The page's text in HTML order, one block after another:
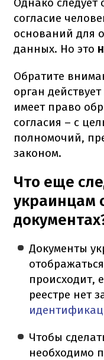
согласие
оснований для
данных. Но это
Обратите
орган
имеет право
согласия – с
полномочий,
законом.
Что еще
украинцам
Документы
происходит,
реестре нет
Чтобы
необходимо